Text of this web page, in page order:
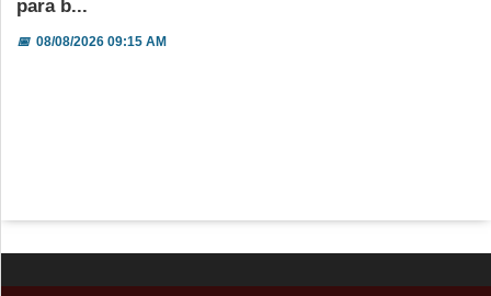
para b...
📅08/08/2026 09:15 AM